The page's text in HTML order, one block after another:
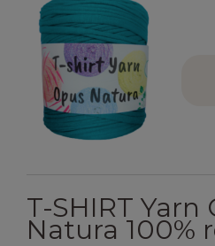
T-SHIRT Yarn
Natura 100%